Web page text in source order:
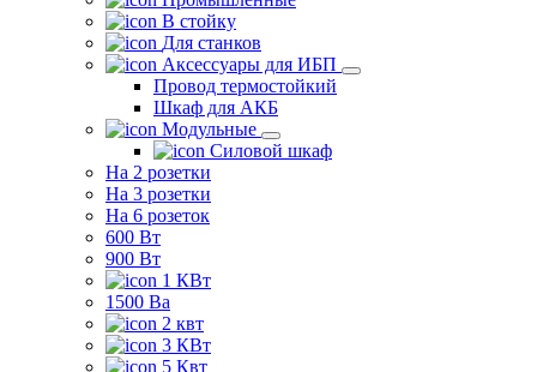
В стойку
Для станков
Аксессуары для ИБП
Провод термостойкий
Шкаф для АКБ
Модульные
Силовой шкаф
На 2 розетки
На 3 розетки
На 6 розеток
600 Вт
900 Вт
1 КВт
1500 Ва
2 квт
3 КВт
5 Квт